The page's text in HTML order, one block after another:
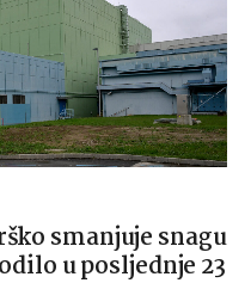
smanjuje snagu
u posljednje 23